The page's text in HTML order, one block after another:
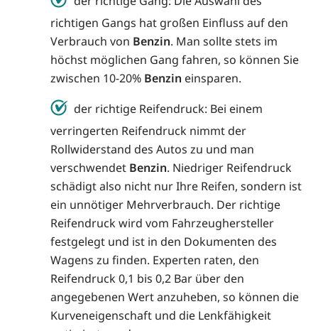
richtigen Gangs hat großen Einfluss auf den
Verbrauch von Benzin. Man sollte stets im
höchst möglichen Gang fahren, so können Sie
zwischen 10-20% Benzin einsparen.
der richtige Reifendruck: Bei einem
verringerten Reifendruck nimmt der
Rollwiderstand des Autos zu und man
verschwendet Benzin. Niedriger Reifendruck
schädigt also nicht nur Ihre Reifen, sondern ist
ein unnötiger Mehrverbrauch. Der richtige
Reifendruck wird vom Fahrzeughersteller
festgelegt und ist in den Dokumenten des
Wagens zu finden. Experten raten, den
Reifendruck 0,1 bis 0,2 Bar über den
angegebenen Wert anzuheben, so können die
Kurveneigenschaft und die Lenkfähigkeit